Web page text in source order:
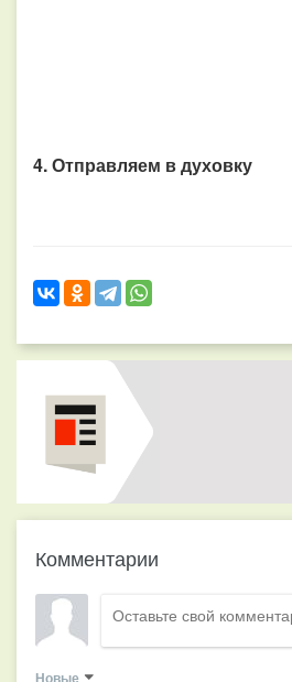
4. Отправляем в духовку
Комментарии
Новые